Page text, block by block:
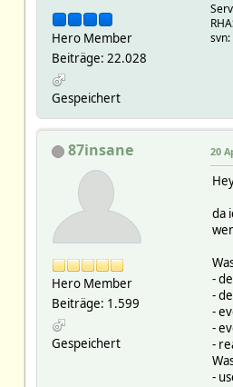
Hero Member
Beiträge: 22.028
Gespeichert
87insane
Hero Member
Beiträge: 1.599
Gespeichert
20
da
-
-
-
-
-
-